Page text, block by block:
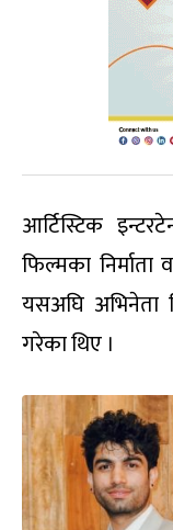
आर्टिस्टिक
फिल्मका
यसअघि अभिनेता
गरेका थिए ।